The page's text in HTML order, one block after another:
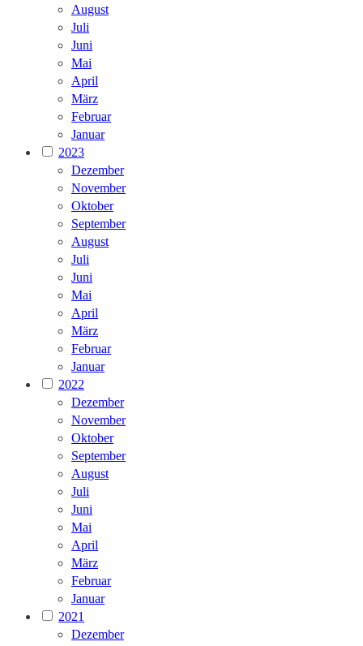
August
Juli
Juni
Mai
April
März
Februar
Januar
2023
Dezember
November
Oktober
September
August
Juli
Juni
Mai
April
März
Februar
Januar
2022
Dezember
November
Oktober
September
August
Juli
Juni
Mai
April
März
Februar
Januar
2021
Dezember